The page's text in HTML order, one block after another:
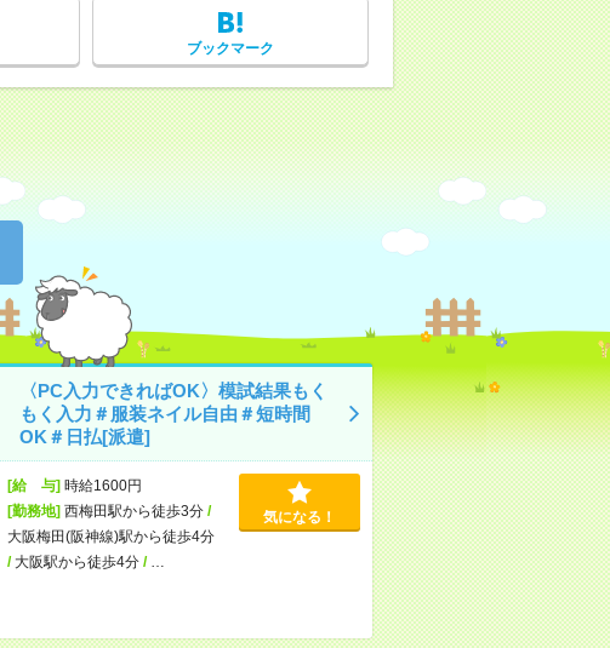
ブックマーク
〈PC入力できればOK〉模試結果もく
もく入力＃服装ネイル自由＃短時間
OK＃日払[派遣]
[給 与]時給1600円
[勤務地]西梅田駅から徒歩3分/
大阪梅田(阪神線)駅から徒歩4分
/ 大阪駅から徒歩4分/
気になる！